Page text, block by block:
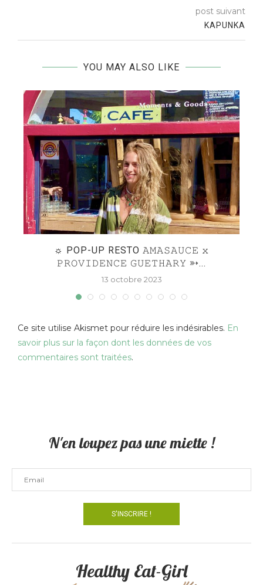
post suivant
KAPUNKA
YOU MAY ALSO LIKE
☼ POP-UP RESTO 𝙰𝙼𝙰𝚂𝙰𝚄𝙲𝙴 𝚡
𝙿𝚁𝙾𝚅𝙸𝙳𝙴𝙽𝙲𝙴 𝙶𝚄𝙴𝚃𝙷𝙰𝚁𝚈 ➳...
13 octobre 2023
Ce site utilise Akismet pour réduire les indésirables. En
savoir plus sur la façon dont les données de vos
commentaires sont traitées.
N'en loupez pas une miette !
Healthy Eat-Girl